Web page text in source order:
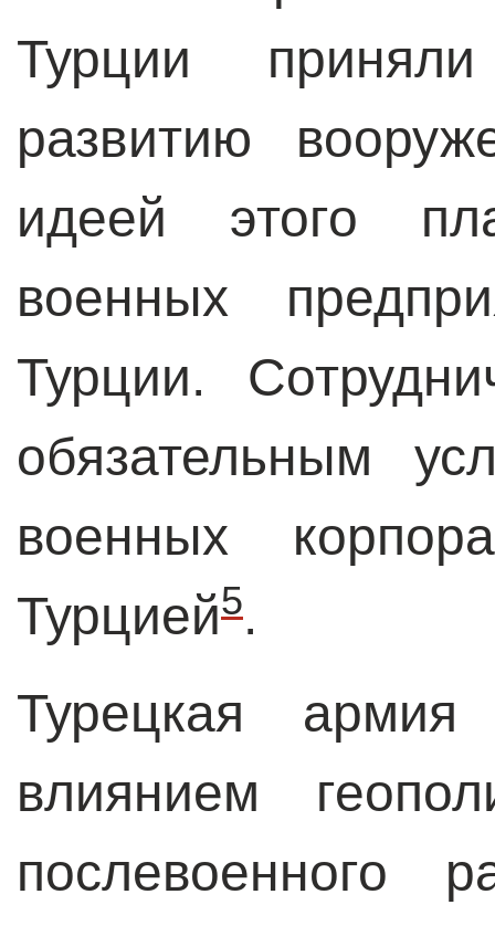
Турции
развитию
идеей этого
военных
Турции.
обязательным
военных
Турцией5.
Турецкая
влиянием
послевоенного